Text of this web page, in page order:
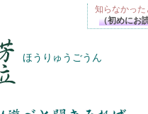
ほうりゅうごうん
知らなかった
（初めにお